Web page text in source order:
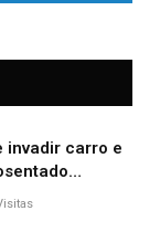
invadir carro e